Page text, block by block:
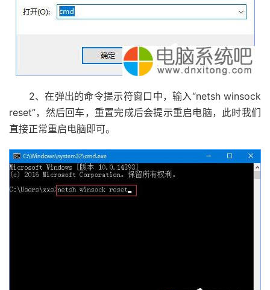
2、在弹出的命令提示符窗口中，输入“netsh winsock
reset”，然后回车，重置完成后会提示重启电脑，此时我们
直接正常重启电脑即可。